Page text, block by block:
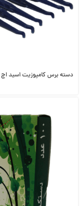
دسته برس کامپوزیت اسید اچ